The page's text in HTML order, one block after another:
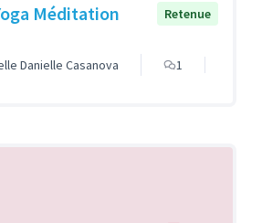
Méditation Retenue
Danielle Casanova
1